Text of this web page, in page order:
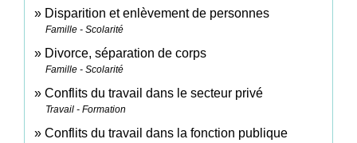
Disparition et enlèvement de personnes
Famille - Scolarité
Divorce, séparation de corps
Famille - Scolarité
Conflits du travail dans le secteur privé
Travail - Formation
Conflits du travail dans la fonction publique